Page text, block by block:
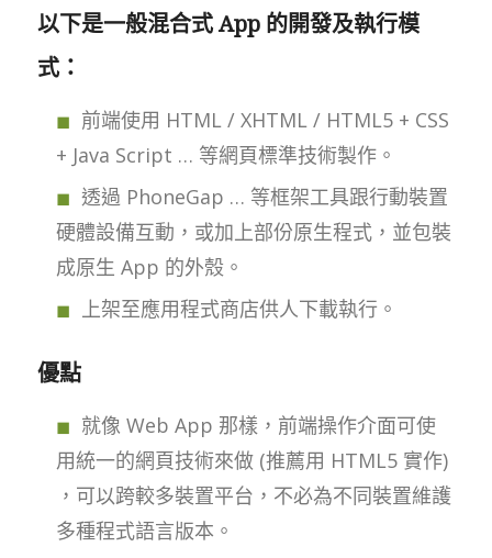
以下是一般混合式 App 的開發及執行模
式：
前端使用 HTML / XHTML / HTML5 + CSS
+ Java Script … 等網頁標準技術製作。
透過 PhoneGap … 等框架工具跟行動裝置
硬體設備互動，或加上部份原生程式，並包裝
成原生 App 的外殼。
上架至應用程式商店供人下載執行。
優點
就像 Web App 那樣，前端操作介面可使
用統一的網頁技術來做 (推薦用 HTML5 實作)
，可以跨較多裝置平台，不必為不同裝置維護
多種程式語言版本。